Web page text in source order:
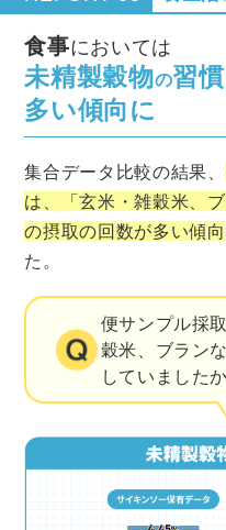
食事においては
未精製穀物の習
多い傾向に
集合データ比較の結果、
は、「玄米・雑穀米、
の摂取の回数が多い傾向
た。
便サンプル採
穀米、ブラン
していました